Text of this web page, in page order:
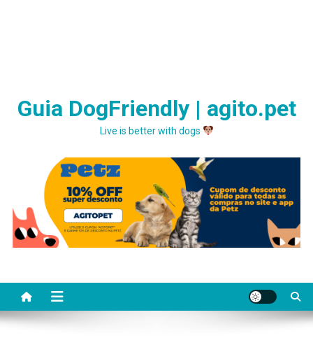
Guia DogFriendly | agito.pet
Live is better with dogs